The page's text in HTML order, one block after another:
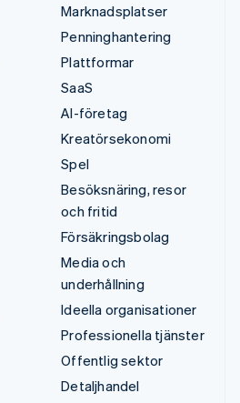
Marknadsplatser
Penninghantering
Plattformar
SaaS
AI-företag
Kreatörsekonomi
Spel
Besöksnäring, resor
och fritid
Försäkringsbolag
Media och
underhållning
Ideella organisationer
Professionella tjänster
Offentlig sektor
Detaljhandel